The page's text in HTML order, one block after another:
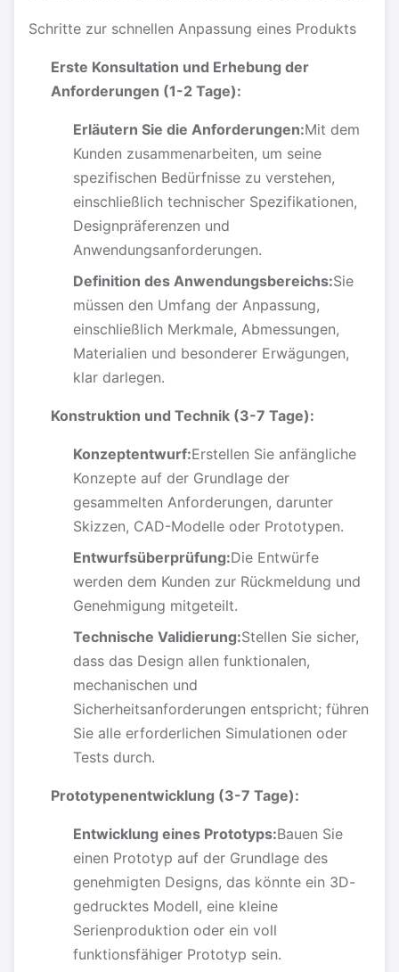
Schritte zur schnellen Anpassung eines Produkts
Erste Konsultation und Erhebung der
Anforderungen (1-2 Tage):
Erläutern Sie die Anforderungen:Mit dem
Kunden zusammenarbeiten, um seine
spezifischen Bedürfnisse zu verstehen,
einschließlich technischer Spezifikationen,
Designpräferenzen und
Anwendungsanforderungen.
Definition des Anwendungsbereichs:Sie
müssen den Umfang der Anpassung,
einschließlich Merkmale, Abmessungen,
Materialien und besonderer Erwägungen,
klar darlegen.
Konstruktion und Technik (3-7 Tage):
Konzeptentwurf:Erstellen Sie anfängliche
Konzepte auf der Grundlage der
gesammelten Anforderungen, darunter
Skizzen, CAD-Modelle oder Prototypen.
Entwurfsüberprüfung:Die Entwürfe
werden dem Kunden zur Rückmeldung und
Genehmigung mitgeteilt.
Technische Validierung:Stellen Sie sicher,
dass das Design allen funktionalen,
mechanischen und
Sicherheitsanforderungen entspricht; führen
Sie alle erforderlichen Simulationen oder
Tests durch.
Prototypenentwicklung (3-7 Tage):
Entwicklung eines Prototyps:Bauen Sie
einen Prototyp auf der Grundlage des
genehmigten Designs, das könnte ein 3D-
gedrucktes Modell, eine kleine
Serienproduktion oder ein voll
funktionsfähiger Prototyp sein.